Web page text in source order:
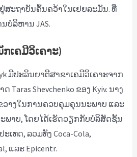
ສະຖາບັນຄົ້ນຄວ້າໃນເຢຍລະມັນ. ທີ່
ບໍລິຫານ JAS.
ກເຄມີວິເຄາະ)
ມີປະລິນຍາຕີສາຂາເຄມີວິເຄາະຈາກ
Shevchenko ຂອງ Kyiv. ນາງ
ວາງໃນການຄວບຄຸມຄຸນນະພາບ ແລະ
ພາບ, ໂດຍໄດ້ເຮັດວຽກກັບບໍລິສັດຊັ້ນ
ເທດ, ລວມທັງ Coca-Cola,
ແລະ Epicentr.